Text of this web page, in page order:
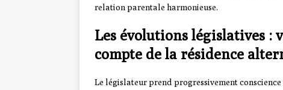
relation parentale harmonieuse.
Les évolutions législatives :
compte de la résidence
Le législateur prend progressivement